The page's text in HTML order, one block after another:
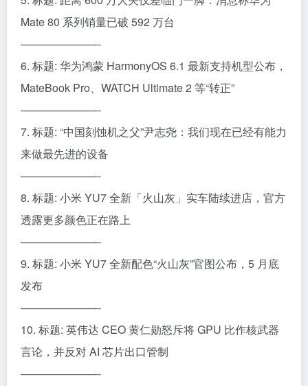
Mate 80 系列销量已破 592 万台
———————-
6. 标题: 华为鸿蒙 HarmonyOS 6.1 最新支持机型公布，
MateBook Pro、WATCH Ultimate 2 等“转正”
———————-
7. 标题: “中国刻蚀机之父”尹志尧：我们现在已经有能力
来做最先进的设备
———————-
8. 标题: 小米 YU7 全新「火山灰」实车陆续进店，官方
透露更多颜色正在路上
———————-
9. 标题: 小米 YU7 全新配色“火山灰”官图公布，5 月底
发布
———————-
10. 标题: 英伟达 CEO 黄仁勋怒斥将 GPU 比作核武器
言论，并反对 AI 芯片出口管制
———————-